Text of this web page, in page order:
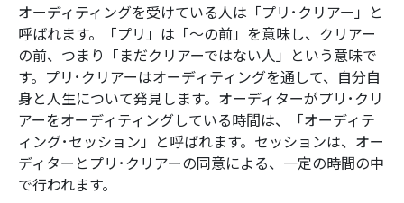
オーディティングを受けている人は「プリ･クリアー」と
呼ばれます。「プリ」は「～の前」を意味し、クリアー
の前、つまり「まだクリアーではない人」という意味で
す。 プリ･クリアーはオーディティングを通して、自分自
身と人生について発見します。オーディターがプリ･クリ
アーをオーディティングしている時間は、「オーディテ
ィング･セッション」と呼ばれます。 セッションは、オー
ディターとプリ･クリアーの同意による、一定の時間の中
で行われます。